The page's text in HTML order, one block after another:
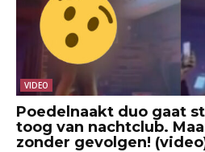
VIDEO
Poedelnaakt duo gaat
toog van nachtclub.
zonder gevolgen!